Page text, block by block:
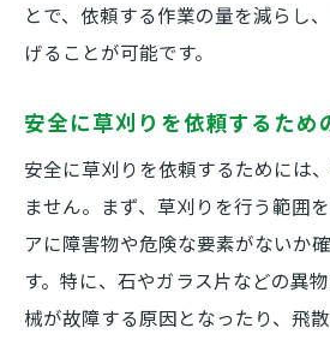
とで、依頼する作業の量を減らし
げることが可能です。
安全に草刈りを依頼するため
安全に草刈りを依頼するためには
ません。まず、草刈りを行う範囲
アに障害物や危険な要素がないか
す。特に、石やガラス片などの異
械が故障する原因となったり、飛